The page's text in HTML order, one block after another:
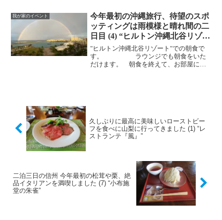
イカ炙りトロ甘海老泉州の水茄子甘鯛煮
蛤白山 鰻きゅ...
我が家のイベント
今年最初の沖縄旅行、待望のスポ
ッティングは雨模様と晴れ間の二
日目 (4) “ヒルトン沖縄北谷リゾー
ト” 朝食偏
"ヒルトン沖縄北谷リゾート"での朝食で
す。 ラウンジでも朝食をいた
だけます。 朝食を終えて、お部屋に戻
久しぶりに最高に美味しいローストビー
フを食べに山梨に行ってきました (1) “レ
ストランテ『風』”
二泊三日の信州 今年最初の松茸や栗、絶
品イタリアンを満喫しました (7) “小布施
堂の朱雀”